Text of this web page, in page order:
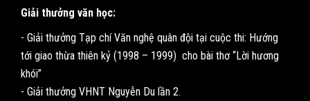
Giải thưởng văn học:
- Giải thưởng Tạp chí Văn nghệ quân đội tại cuộc thi: Hướng
tới giao thừa thiên kỷ (1998 – 1999) cho bài thơ “Lời hương
khói”
- Giải thưởng VHNT Nguyễn Du lần 2.